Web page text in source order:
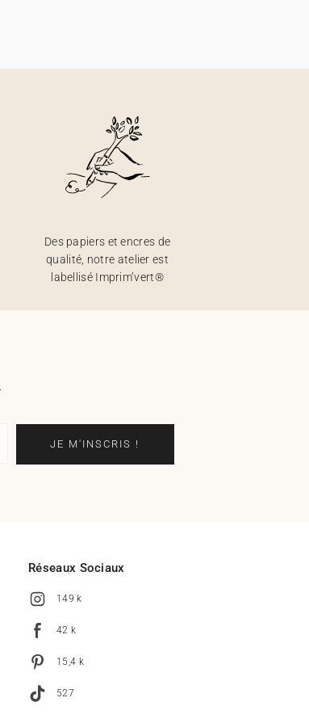
Des papiers et encres de
qualité, notre atelier est
labellisé Imprim’vert®
JE M'INSCRIS !
Réseaux Sociaux
149 k
42 k
15,4 k
527